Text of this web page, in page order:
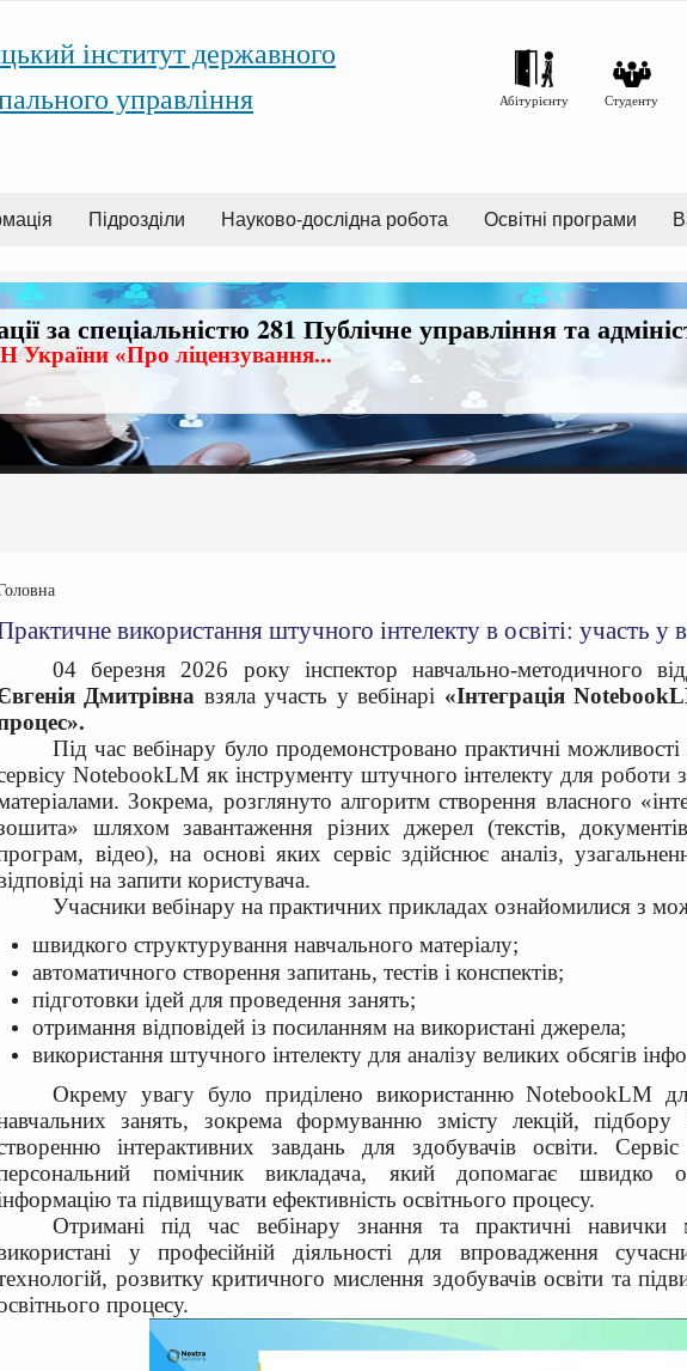
інститут державного
управління
Абітурієнту Студенту
Підрозділи Науково-дослідна робота Освітні програми
за спеціальністю 281 Публічне управління та
України «Про ліцензування...
використання штучного інтелекту в освіті: участь у
04 березня 2026 року інспектор навчально-методичного
Дмитрівна взяла участь у вебінарі «Інтеграція
Під час вебінару було продемонстровано практичні можливості
NotebookLM як інструменту штучного інтелекту для роботи
Зокрема, розглянуто алгоритм створення власного
шляхом завантаження різних джерел (текстів,
відео), на основі яких сервіс здійснює аналіз,
на запити користувача.
Учасники вебінару на практичних прикладах ознайомилися з
швидкого структурування навчального матеріалу;
автоматичного створення запитань, тестів і конспектів;
підготовки ідей для проведення занять;
отримання відповідей із посиланням на використані джерела;
використання штучного інтелекту для аналізу великих обсягів
Окрему увагу було приділено використанню NotebookLM
занять, зокрема формуванню змісту лекцій, підбору
інтерактивних завдань для здобувачів освіти.
помічник викладача, який допомагає швидко
та підвищувати ефективність освітнього процесу.
Отримані під час вебінару знання та практичні навички
у професійній діяльності для впровадження
розвитку критичного мислення здобувачів освіти та
процесу.